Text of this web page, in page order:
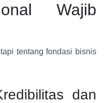
Wajib
tentang fondasi bisnis
dan